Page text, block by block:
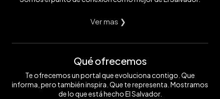
Ver mas ❯
Qué ofrecemos
Te ofrecemos un portal que evoluciona contigo. Que
informa, pero también inspira. Que te representa. Mostramos
de lo que está hecho El Salvador.